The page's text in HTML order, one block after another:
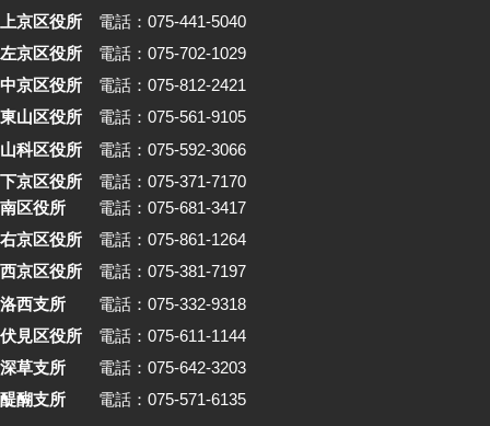
上京区役所
電話：075-441-5040
左京区役所
電話：075-702-1029
中京区役所
電話：075-812-2421
東山区役所
電話：075-561-9105
山科区役所
電話：075-592-3066
下京区役所
電話：075-371-7170
南区役所
電話：075-681-3417
右京区役所
電話：075-861-1264
西京区役所
電話：075-381-7197
洛西支所
電話：075-332-9318
伏見区役所
電話：075-611-1144
深草支所
電話：075-642-3203
醍醐支所
電話：075-571-6135